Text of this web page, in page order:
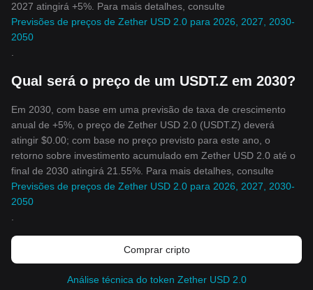
2027 atingirá +5%. Para mais detalhes, consulte
Previsões de preços de Zether USD 2.0 para 2026, 2027, 2030-
2050
Qual será o preço de um USDT.Z em 2030?
Em 2030, com base em uma previsão de taxa de crescimento
anual de +5%, o preço de Zether USD 2.0 (USDT.Z) deverá
atingir $0.00; com base no preço previsto para este ano, o
retorno sobre investimento acumulado em Zether USD 2.0 até o
final de 2030 atingirá 21.55%. Para mais detalhes, consulte
Previsões de preços de Zether USD 2.0 para 2026, 2027, 2030-
2050
Comprar cripto
Análise técnica do token Zether USD 2.0